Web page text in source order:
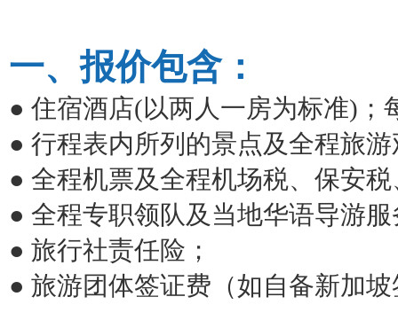
一、报价包含：
● 住宿酒店(以两人一房为标准)
● 行程表内所列的景点及全程旅
● 全程机票及全程机场税、保安
● 全程专职领队及当地华语导游服
● 旅行社责任险；
● 旅游团体签证费（如自备新加